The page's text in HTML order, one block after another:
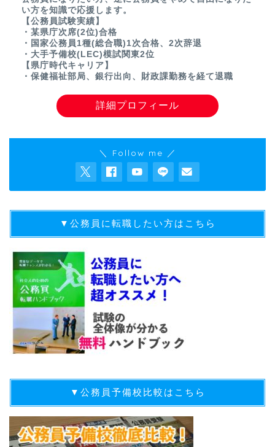
い方を知識で応援します。
【公務員試験実績】
・某県庁次席(2位)合格
・国家公務員1種(総合職)1次合格、2次辞退
・大手予備校(LEC)模試関東2位
【県庁時代キャリア】
・保健福祉部局、銀行出向、財政課勤務を経て退職
詳細プロフィール
＼ Follow me ／
▼公務員に転職したい方はこちら
▼公務員予備校比較はこちら